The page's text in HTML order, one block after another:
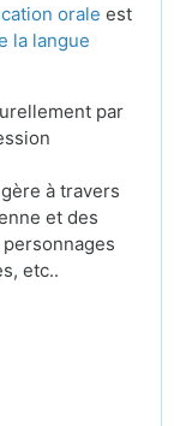
orale est
la langue
par
à travers
et des
etc..